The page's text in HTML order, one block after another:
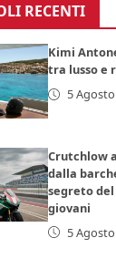
RECENTI
Kimi
tra lusso e
5
Crutchlow
dalla
segreto
giovani
5